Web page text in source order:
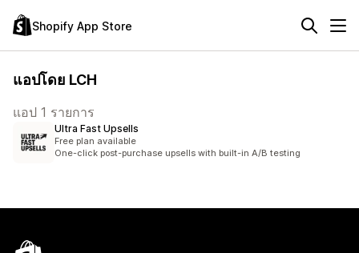
Shopify App Store
แอปโดย LCH
แอป 1 รายการ
Ultra Fast Upsells
Free plan available
One-click post-purchase upsells with built-in A/B testing